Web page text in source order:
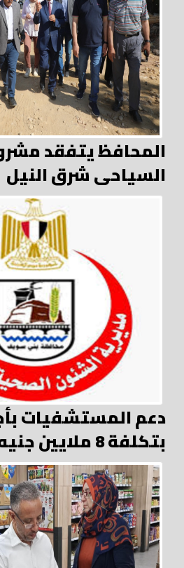
المحافظ يتفقد
السياحى شرق النيل
دعم المستشفيات
بتكلفة 8 ملايين جنيه